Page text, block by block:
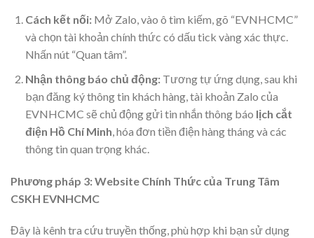
Cách kết nối:Mở Zalo, vào ô tìm kiếm, gõ “EVNHCMC”
và chọn tài khoản chính thức có dấu tick vàng xác thực.
Nhấn nút “Quan tâm”.
Nhận thông báo chủ động:Tương tự ứng dụng, sau khi
bạn đăng ký thông tin khách hàng, tài khoản Zalo của
EVNHCMC sẽ chủ động gửi tin nhắn thông báo lịch cắt
điện Hồ Chí Minh, hóa đơn tiền điện hàng tháng và các
thông tin quan trọng khác.
Phương pháp 3: Website Chính Thức của Trung Tâm
CSKH EVNHCMC
Đây là kênh tra cứu truyền thống, phù hợp khi bạn sử dụng